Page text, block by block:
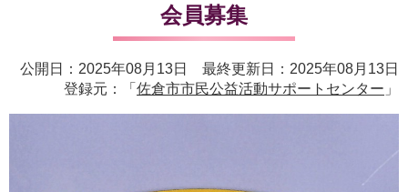
会員募集
公開日：2025年08月13日 最終更新日：2025年08月13日
登録元：「 佐倉市市民公益活動サポートセンター 」